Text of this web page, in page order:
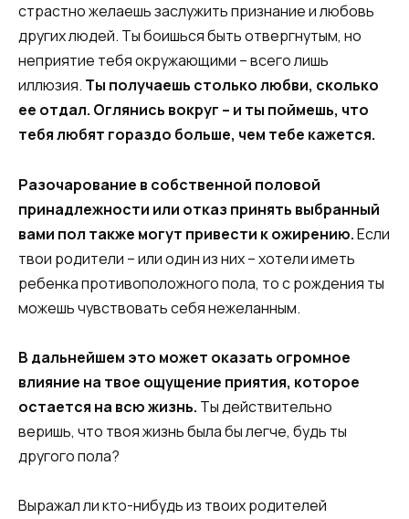
страстно желаешь заслужить признание и любовь
других людей. Ты боишься быть отвергнутым, но
неприятие тебя окружающими – всего лишь
иллюзия. Ты получаешь столько любви, сколько
ее отдал. Оглянись вокруг – и ты поймешь, что
тебя любят гораздо больше, чем тебе кажется.
Разочарование в собственной половой
принадлежности или отказ принять выбранный
вами пол также могут привести к ожирению.Если
твои родители – или один из них – хотели иметь
ребенка противоположного пола, то с рождения ты
можешь чувствовать себя нежеланным.
В дальнейшем это может оказать огромное
влияние на твое ощущение приятия, которое
остается на всю жизнь. Ты действительно
веришь, что твоя жизнь была бы легче, будь ты
другого пола?
Выражал ли кто-нибудь из твоих родителей